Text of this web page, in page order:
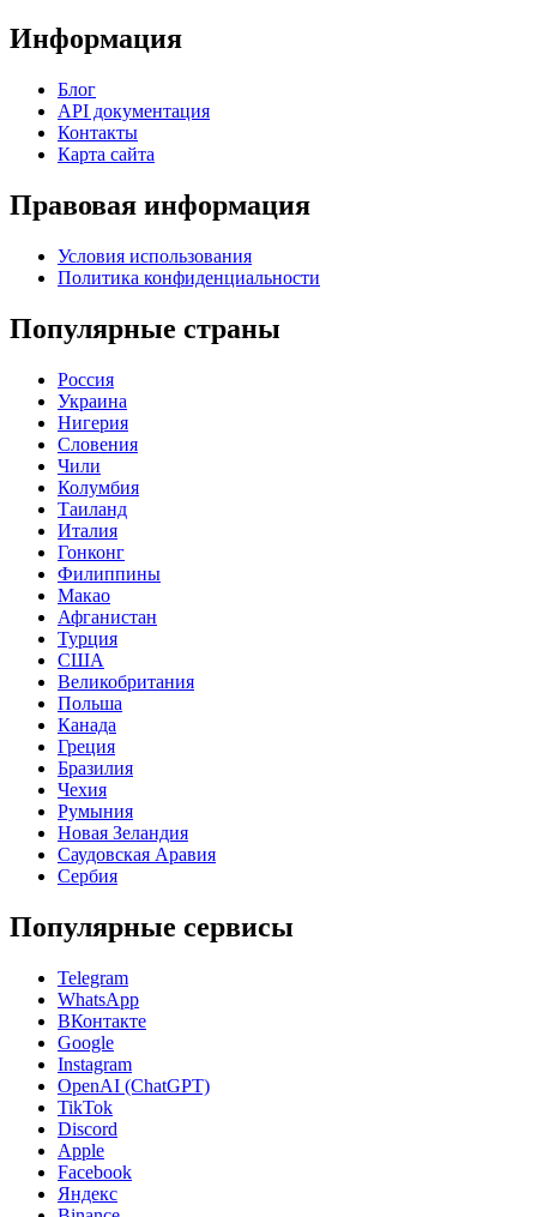
Информация
Блог
API документация
Контакты
Карта сайта
Правовая информация
Условия использования
Политика конфиденциальности
Популярные страны
Россия
Украина
Нигерия
Словения
Чили
Колумбия
Таиланд
Италия
Гонконг
Филиппины
Макао
Афганистан
Турция
США
Великобритания
Польша
Канада
Греция
Бразилия
Чехия
Румыния
Новая Зеландия
Саудовская Аравия
Сербия
Популярные сервисы
Telegram
WhatsApp
ВКонтакте
Google
Instagram
OpenAI (ChatGPT)
TikTok
Discord
Apple
Facebook
Яндекс